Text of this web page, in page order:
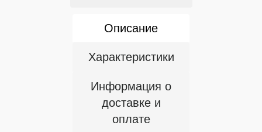
Описание
Характеристики
Информация о
доставке и
оплате